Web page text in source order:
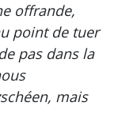
offrande,
point de tuer
pas dans la
mais